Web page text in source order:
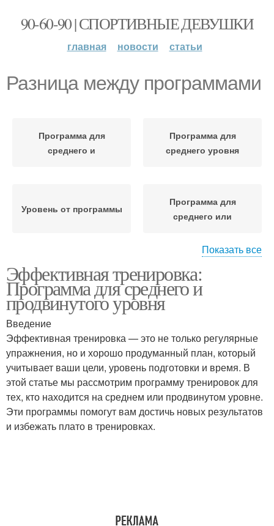
90-60-90 | СПОРТИВНЫЕ ДЕВУШКИ
главная новости статьи
Разница между программами
Программа для
среднего и
Программа для
среднего уровня
Уровень от программы
Программа для
среднего или
Программы для
среднего и
Обучения на программе
Показать все
Эффективная тренировка:
Программа для среднего и
продвинутого уровня
Введение
Эффективная тренировка — это не только регулярные
упражнения, но и хорошо продуманный план, который
учитывает ваши цели, уровень подготовки и время. В
этой статье мы рассмотрим программу тренировок для
тех, кто находится на среднем или продвинутом уровне.
Эти программы помогут вам достичь новых результатов
и избежать плато в тренировках.